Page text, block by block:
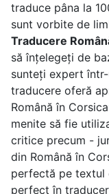
traduce pâna la
sunt vorbite de
Traducere
să înțelegeți de
sunteți expert
traducere oferă
Română în
menite să fie
critice precum -
din Română în
perfectă pe textul
perfect în